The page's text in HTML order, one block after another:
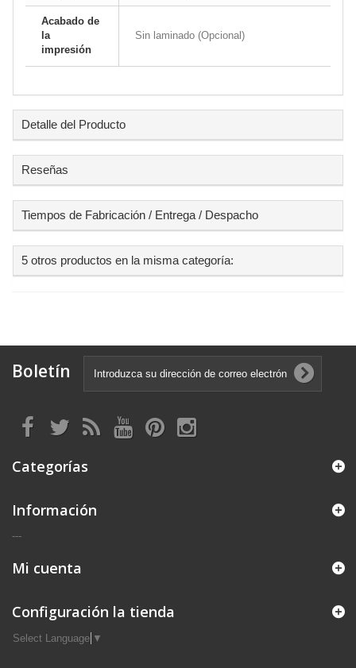
Acabado de
la
impresión
Sin laminado (Opcional)
Detalle del Producto
Reseñas
Tiempos de Fabricación / Entrega / Despacho
5 otros productos en la misma categoría:
Boletín
Categorías
Información
---
Mi cuenta
Configuración la tienda
Select Language ▼